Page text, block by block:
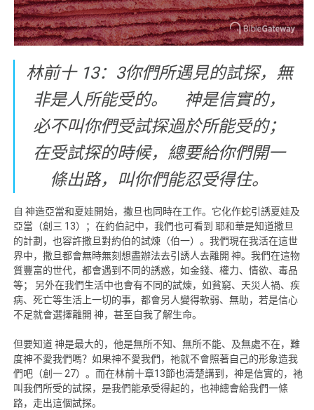
林前十 13：3你們所遇見的試探，無
非是人所能受的。 神是信實的，
必不叫你們受試探過於所能受的；
在受試探的時候，總要給你們開一
條出路，叫你們能忍受得住。
自 神造亞當和夏娃開始，撒旦也同時在工作。它化作蛇引誘夏娃及
亞當（創三 13）；在約伯記中，我們也可看到 耶和華是知道撒旦
的計劃，也容許撒旦對約伯的試煉（伯一）。我們現在我活在這世
界中，撒旦都會無時無刻想盡辦法去引誘人去離開 神。我們在這物
質豐富的世代，都會遇到不同的誘惑，如金錢、權力、情欲、毒品
等； 另外在我們生活中也會有不同的試煉，如貧窮、天災人禍、疾
病、死亡等生活上一切的事，都會另人變得軟弱、無助，若是信心
不足就會選擇離開 神，甚至自我了解生命。
但要知道 神是最大的，他是無所不知、無所不能、及無處不在，難
度神不愛我們嗎？如果神不愛我們，祂就不會照著自己的形象造我
們吧（創一 27）。而在林前十章13節也清楚講到，神是信實的，祂
叫我們所受的試探，是我們能承受得起的，也神總會給我們一條
路，走出這個試探。